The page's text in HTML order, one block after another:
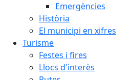
Emergències
Història
El municipi en xifres
Turisme
Festes i fires
Llocs d'interès